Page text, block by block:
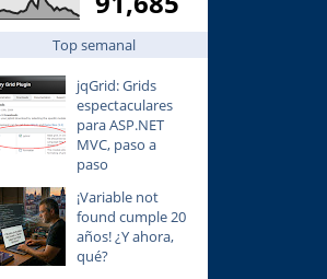
Top semanal
jqGrid: Grids
espectaculares
para ASP.NET
MVC, paso a
paso
¡Variable not
found cumple 20
años! ¿Y ahora,
qué?